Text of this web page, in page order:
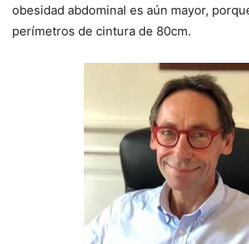
obesidad abdominal es aún mayor,
perímetros de cintura de 80cm.